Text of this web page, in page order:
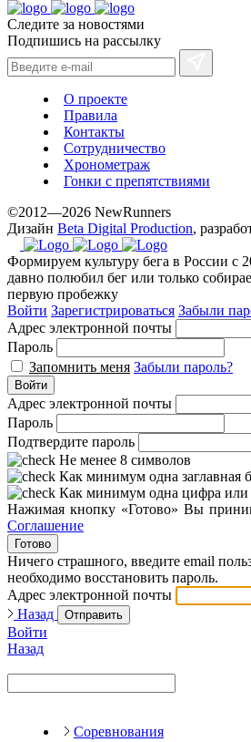
Следите за новостями
Подпишись на рассылку
О проекте
Правила
Контакты
Сотрудничество
Хронометраж
Гонки с препятствиями
©2012—2026 NewRunners
Дизайн Beta Digital Production,
Формируем культуру бега в России с
давно полюбил бег или только
первую пробежку
Войти Зарегистрироваться Забыли
Адрес электронной почты
Пароль
Запомнить меня Забыли пароль?
Войти
Адрес электронной почты
Пароль
Подтвердите пароль
Не менее 8 символов
Как минимум одна заглавная
Как минимум одна цифра или
Нажимая кнопку «Готово» Вы
Соглашение
Готово
Ничего страшного, введите email
необходимо восстановить пароль.
Адрес электронной почты
Назад
Отправить
Войти
Назад
Соревнования